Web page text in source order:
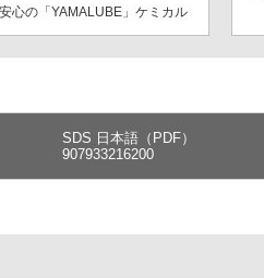
心の「YAMALUBE」ケミカル
SDS 日本語（PDF）
907933216200